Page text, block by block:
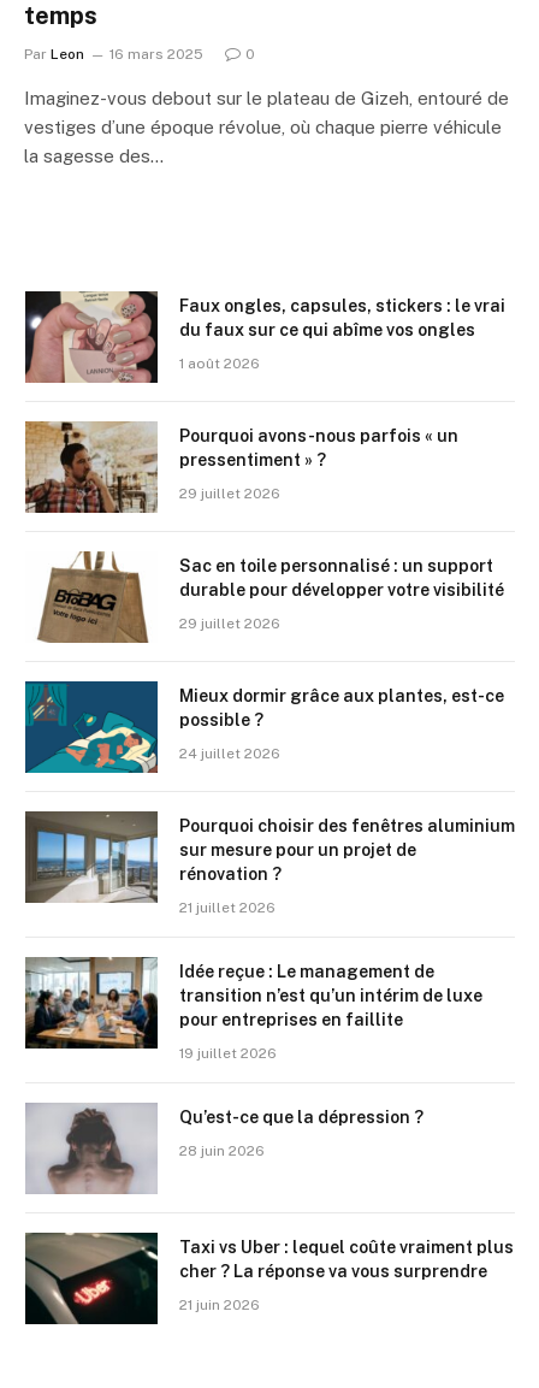
temps
Par Leon 16 mars 2025 0
Imaginez-vous debout sur le plateau de Gizeh, entouré de
vestiges d’une époque révolue, où chaque pierre véhicule
la sagesse des…
Faux ongles, capsules, stickers : le vrai
du faux sur ce qui abîme vos ongles
1 août 2026
Pourquoi avons-nous parfois « un
pressentiment » ?
29 juillet 2026
Sac en toile personnalisé : un support
durable pour développer votre visibilité
29 juillet 2026
Mieux dormir grâce aux plantes, est-ce
possible ?
24 juillet 2026
Pourquoi choisir des fenêtres aluminium
sur mesure pour un projet de
rénovation ?
21 juillet 2026
Idée reçue : Le management de
transition n’est qu’un intérim de luxe
pour entreprises en faillite
19 juillet 2026
Qu’est-ce que la dépression ?
28 juin 2026
Taxi vs Uber : lequel coûte vraiment plus
cher ? La réponse va vous surprendre
21 juin 2026